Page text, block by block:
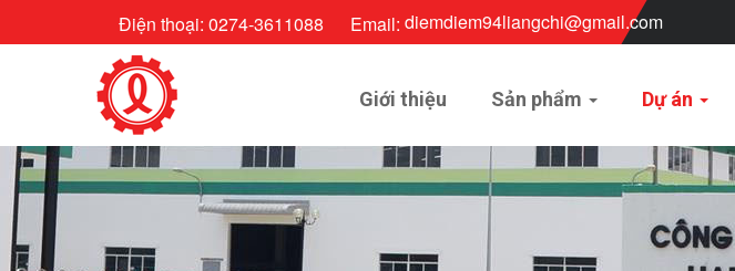
Điện thoại: 0274-3611088 Email: diemdiem94liangchi@gmail.com
Giới thiệu Sản phẩm Dự án